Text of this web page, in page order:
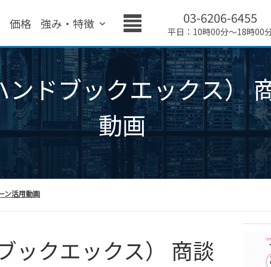
価格 強み・特徴 03-6206-6455
平日：10時00分～18時00
ドブックエックス）
動画
ン活用動画
ックエックス） 商談